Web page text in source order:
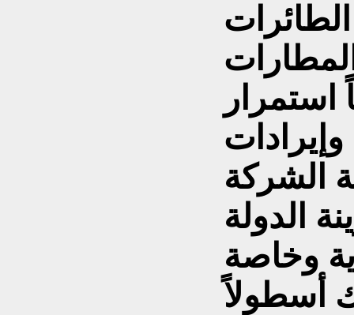
استمرار
الشركة
وخاصة
أسطولاً